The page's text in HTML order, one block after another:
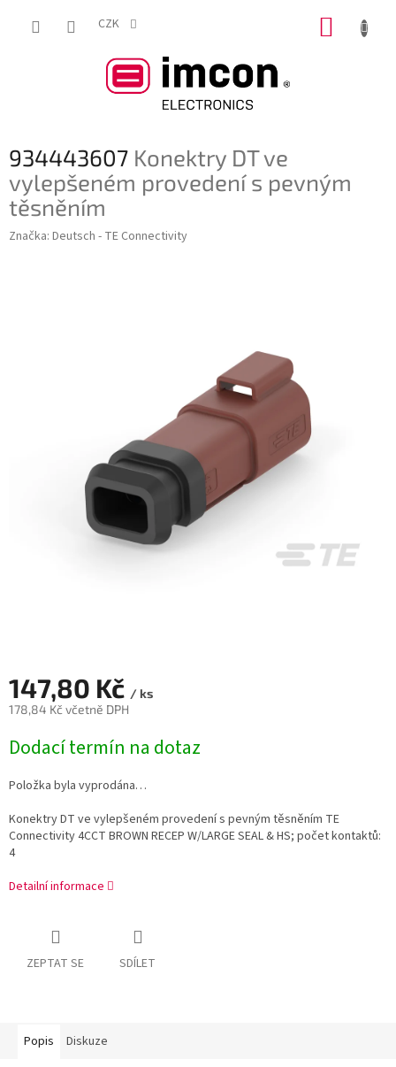
CZK
934443607 Konektry DT ve
vylepšeném provedení s pevným
těsněním
Značka: Deutsch - TE Connectivity
147,80 Kč / ks
178,84 Kč včetně DPH
cena:
Dodací termín na dotaz
Položka byla vyprodána…
Konektry DT ve vylepšeném provedení s pevným těsněním TE
Connectivity 4CCT BROWN RECEP W/LARGE SEAL & HS; počet kontaktů:
4
Detailní informace
ZEPTAT SE SDÍLET
Popis Diskuze